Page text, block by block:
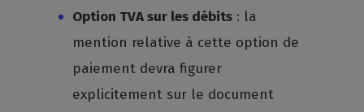
Option TVA sur les débits : la
mention relative à cette option de
paiement devra figurer
explicitement sur le document